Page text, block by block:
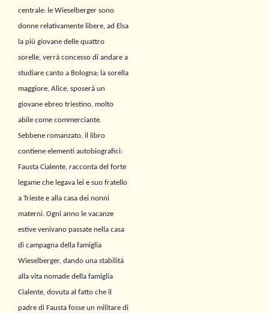
centrale: le Wieselberger sono
donne relativamente libere, ad Elsa
la più giovane delle quattro
sorelle, verrà concesso di andare a
studiare canto a Bologna; la sorella
maggiore, Al ice, sposerà un
giovane ebreo triestino, molto
abile come commerciante.
Sebbene romanzato, il libro
contiene elementi autobiografici:
Fausta Cialente, racconta del forte
legame che legava lei e suo fratello
a Trieste e alla casa dei nonni
materni. Ogni anno le vacanze
estive venivano passate nella casa
di campagna della famiglia
Wieselberger, dando una stabilità
alla vita nomade della famiglia
Cialente, dovuta al fatto che il
padre di Fausta fosse un militare di